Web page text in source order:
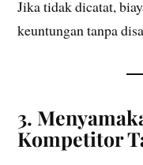
Jika tidak dicatat,
keuntungan tanpa
3.
Kompetitor